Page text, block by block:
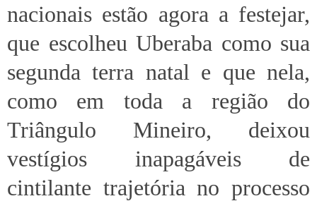
nacionais estão agora a festejar,
que escolheu Uberaba como sua
segunda terra natal e que nela,
como em toda a região do
Triângulo Mineiro, deixou
vestígios inapagáveis de
cintilante trajetória no processo